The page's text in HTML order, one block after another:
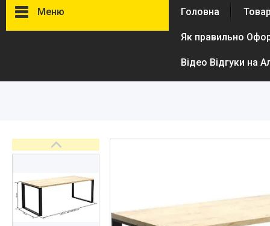
Меню
Фотогалерея
Головна
Як правильно
Відео Відгуки на